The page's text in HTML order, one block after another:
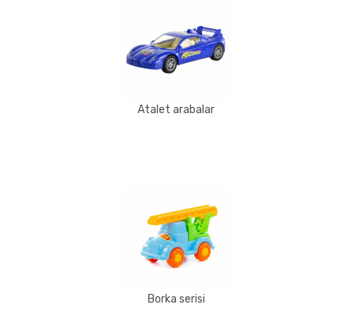
Atalet arabalar
Borka serisi